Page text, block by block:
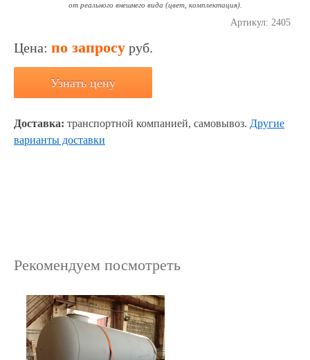
от реального внешнего вида (цвет, комплектация).
Артикул: 2405
Цена: по запросу руб.
Узнать цену
Доставка: транспортной компанией, самовывоз. Другие
варианты доставки
Рекомендуем посмотреть